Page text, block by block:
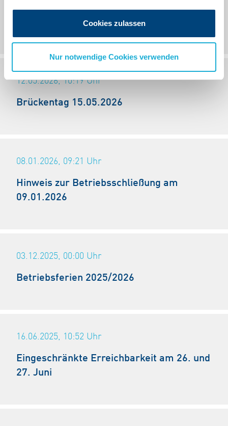
Cookies zulassen
Nur notwendige Cookies verwenden
Neue Telefonzeiten
12.05.2026, 10:19Uhr
Brückentag 15.05.2026
08.01.2026, 09:21 Uhr
Hinweis zur Betriebsschließung am
09.01.2026
03.12.2025, 00:00 Uhr
Betriebsferien 2025/2026
16.06.2025, 10:52 Uhr
Eingeschränkte Erreichbarkeit am 26. und
27. Juni